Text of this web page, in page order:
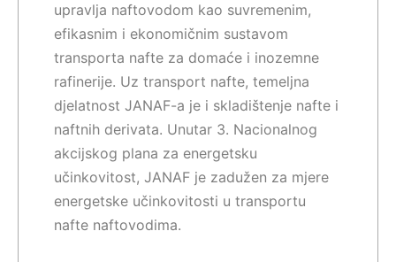
upravlja naftovodom kao suvremenim,
efikasnim i ekonomičnim sustavom
transporta nafte za domaće i inozemne
rafinerije. Uz transport nafte, temeljna
djelatnost JANAF-a je i skladištenje nafte i
naftnih derivata. Unutar 3. Nacionalnog
akcijskog plana za energetsku
učinkovitost, JANAF je zadužen za mjere
energetske učinkovitosti u transportu
nafte naftovodima.